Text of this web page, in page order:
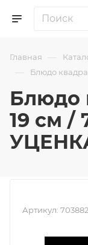
Главная —
— Блюдо
Блюдо
19 см /
Артикул: 703882